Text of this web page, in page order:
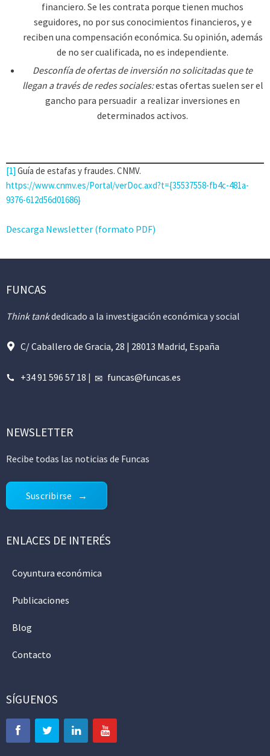
financiero. Se les contrata porque tienen muchos
seguidores, no por sus conocimientos financieros, y e
reciben una compensación económica. Su opinión, además
de no ser cualificada, no es independiente.
Desconfía de ofertas de inversión no solicitadas que te
llegan a través de redes sociales:estas ofertas suelen ser el
gancho para persuadir a realizar inversiones en
determinados activos.
[1] Guía de estafas y fraudes. CNMV.
https://www.cnmv.es/Portal/verDoc.axd?t={35537558-fb4c-481a-
9376-612d56d01686}
Descarga Newsletter (formato PDF)
FUNCAS
Think tankdedicado a la investigación económica y social
C/ Caballero de Gracia, 28 | 28013 Madrid, España
+34 91 596 57 18 | funcas@funcas.es
NEWSLETTER
Recibe todas las noticias de Funcas
Suscribirse
ENLACES DE INTERÉS
Coyuntura económica
Publicaciones
Blog
Contacto
SÍGUENOS